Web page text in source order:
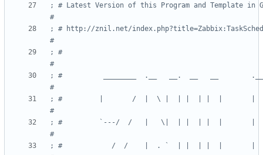
; # Latest Version of this Program and Template in
; # http://znil.net/
; #
; #	         ________  .__   __.  __   __        .__   __.  _______ .___________.
; #	        |       /  |  \ |  | |  | |  |       |  \ |  | |   ____||           |
; #	        `---/  /   |   \|  | |  | |  |       |   \|  | |  |__   `---|  |----`
; #	           /  /    |  . `  | |  | |  |       |  . `  | |   __|      |  |